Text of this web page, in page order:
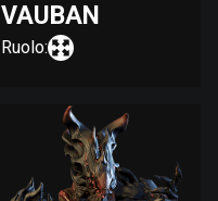
VAUBAN
Ruolo: